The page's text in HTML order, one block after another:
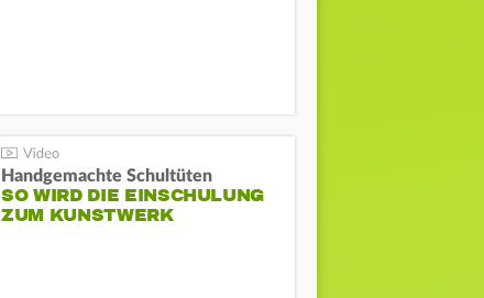
Handgemachte Schultüten
SO WIRD DIE EINSCHULUNG
ZUM KUNSTWERK